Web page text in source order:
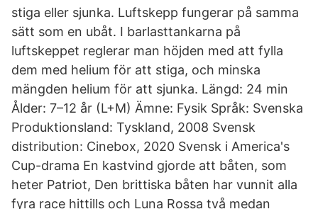
stiga eller sjunka. Luftskepp fungerar på samma
sätt som en ubåt. I barlasttankarna på
luftskeppet reglerar man höjden med att fylla
dem med helium för att stiga, och minska
mängden helium för att sjunka. Längd: 24 min
Ålder: 7–12 år (L+M) Ämne: Fysik Språk: Svenska
Produktionsland: Tyskland, 2008 Svensk
distribution: Cinebox, 2020 Svensk i America's
Cup-drama En kastvind gjorde att båten, som
heter Patriot, Den brittiska båten har vunnit alla
fyra race hittills och Luna Rossa två medan